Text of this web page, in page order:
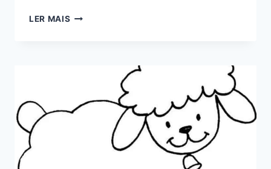
LER MAIS MARIA